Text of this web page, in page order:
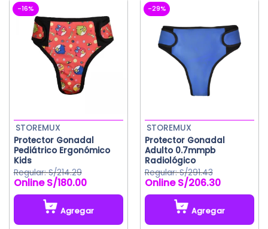
-16%
Protector Gonadal
Pediátrico Ergonómico
Kids
STOREMUX
S/214.29
El
precio
original
S/214.29.
S/180.00El
precio
es:
S/180.00.
Agregar
-29%
Protector Gonadal
Adulto 0.7mmpb
Radiológico
STOREMUX
S/291.43
El
precio
original
S/291.43.
S/206.30El
precio
es:
S/206.30.
Agregar